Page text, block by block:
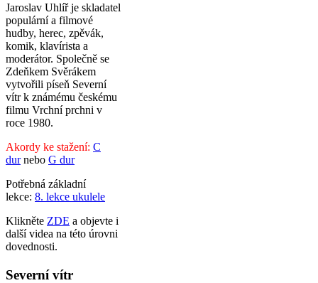
Jaroslav Uhlíř je skladatel
populární a filmové
hudby, herec, zpěvák,
komik, klavírista a
moderátor. Společně se
Zdeňkem Svěrákem
vytvořili píseň Severní
vítr k známému českému
filmu Vrchní prchni v
roce 1980.
Akordy ke stažení: C
durnebo G dur
Potřebná základní
lekce: 8. lekce ukulele
Klikněte ZDE a objevte i
další videa na této úrovni
dovednosti.
Severní vítr